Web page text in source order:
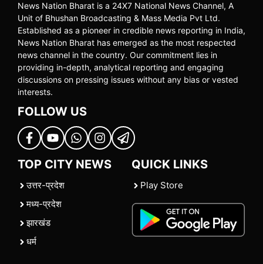
News Nation Bharat is a 24X7 National News Channel, A
Unit of Bhushan Broadcasting & Mass Media Pvt Ltd.
Established as a pioneer in credible news reporting in India,
News Nation Bharat has emerged as the most respected
news channel in the country. Our commitment lies in
providing in-depth, analytical reporting and engaging
discussions on pressing issues without any bias or vested
interests.
FOLLOW US
TOP CITY NEWS
उत्तर-प्रदेश
मध्य-प्रदेश
झारखंड
धर्म
QUICK LINKS
Play Store